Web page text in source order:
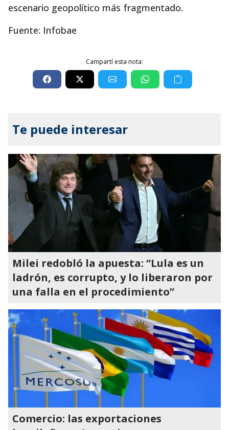
escenario geopolítico más fragmentado.
Fuente: Infobae
Campartí esta nota:
Te puede interesar
Milei redobló la apuesta: “Lula es un
ladrón, es corrupto, y lo liberaron por
una falla en el procedimiento”
Comercio: las exportaciones